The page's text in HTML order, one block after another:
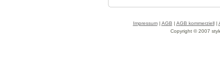
Impressum| AGB | AGB kommerziell|
Copyright © 2007